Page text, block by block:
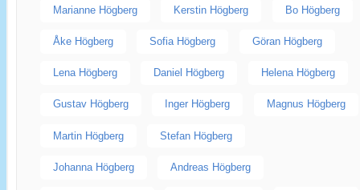
Marianne Högberg Kerstin Högberg Bo Högberg
Åke Högberg Sofia Högberg Göran Högberg
Lena Högberg Daniel Högberg Helena Högberg
Gustav Högberg Inger Högberg Magnus Högberg
Martin Högberg Stefan Högberg
Johanna Högberg Andreas Högberg